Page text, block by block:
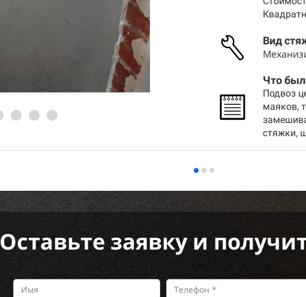
Вид
Что
Подвоз
маяков,
стяжки,
Оставьте заявку и